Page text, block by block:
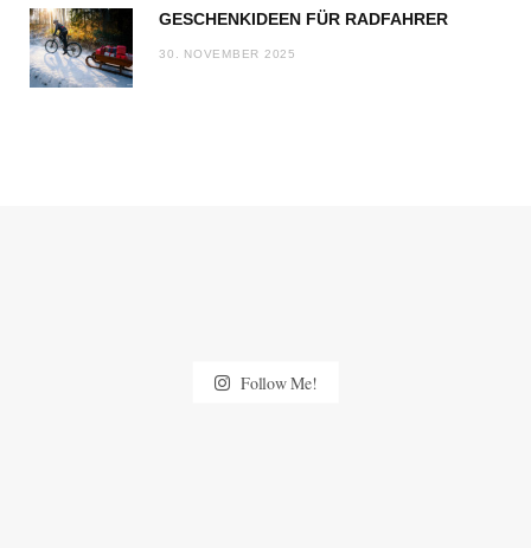
GESCHENKIDEEN FÜR RADFAHRER
30. NOVEMBER 2025
Follow Me!